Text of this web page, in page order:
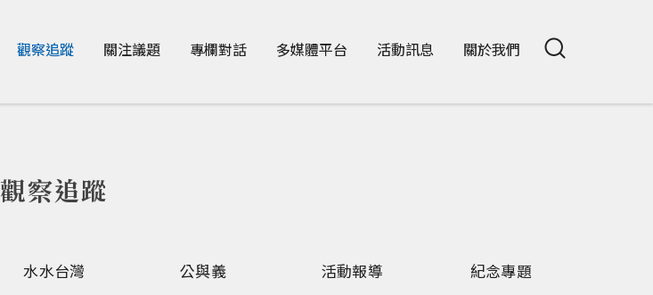
觀察追蹤 關注議題 專欄對話 多媒體平台 活動訊息 關於我們
觀察追蹤
水水台灣 公與義 活動報導 紀念專題